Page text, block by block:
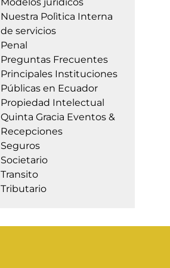
Modelos jurídicos
Nuestra Polìtica Interna
de servicios
Penal
Preguntas Frecuentes
Principales Instituciones
Públicas en Ecuador
Propiedad Intelectual
Quinta Gracia Eventos &
Recepciones
Seguros
Societario
Transito
Tributario